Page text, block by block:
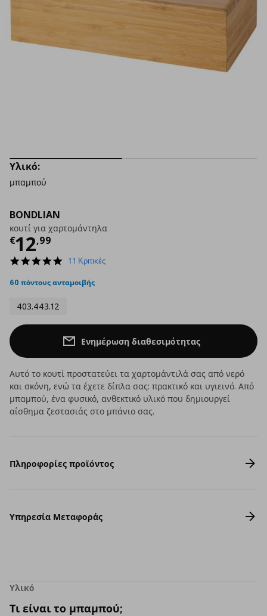
BONDLIAN
κουτί για χαρτομάντηλα
€12,99
Τρέχουσα τιμή
4.8
rating
11 Κριτικές
60 πόντους ανταμοιβής
403.443.12
Υλικό:
μπαμπού
Ενημέρωση διαθεσιμότητας
Αυτό το κουτί προστατεύει τα χαρτομάντιλά σας από νερό
και σκόνη, ενώ τα έχετε δίπλα σας: πρακτικό και υγιεινό. Από
μπαμπού, ένα φυσικό, ανθεκτικό υλικό που δημιουργεί
αίσθημα ζεστασιάς στο μπάνιο σας.
Πληροφορίες προϊόντος
Υπηρεσία Μεταφοράς
Υλικό
Τι είναι το μπαμπού;